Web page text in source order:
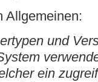
Allgemeinen:
und
ein